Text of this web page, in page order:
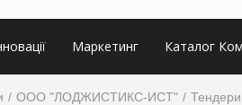
Маркетинг Каталог
ООО "ЛОДЖИСТИКС-ИСТ" Тендери